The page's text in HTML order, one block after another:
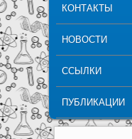
КОНТАКТЫ
НОВОСТИ
ССЫЛКИ
ПУБЛИКАЦИИ